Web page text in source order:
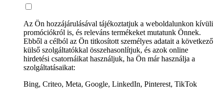
Az Ön hozzájárulásával tájékoztatjuk a weboldalunkon kívüli
promóciókról is, és releváns termékeket mutatunk Önnek.
Ebből a célból az Ön titkosított személyes adatait a következő
külső szolgáltatókkal összehasonlítjuk, és azok online
hirdetési csatornáikat használjuk, ha Ön már használja a
szolgáltatásaikat:
Bing, Criteo, Meta, Google, LinkedIn, Pinterest, TikTok